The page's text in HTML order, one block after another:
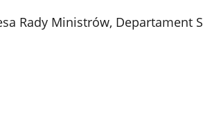
Rady Ministrów, Departament